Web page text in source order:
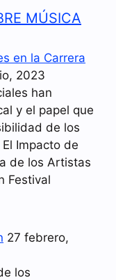
MÚSICA
en la Carrera
2023
han
y el papel que
de los
Impacto de
de los Artistas
Festival
27 febrero,
los